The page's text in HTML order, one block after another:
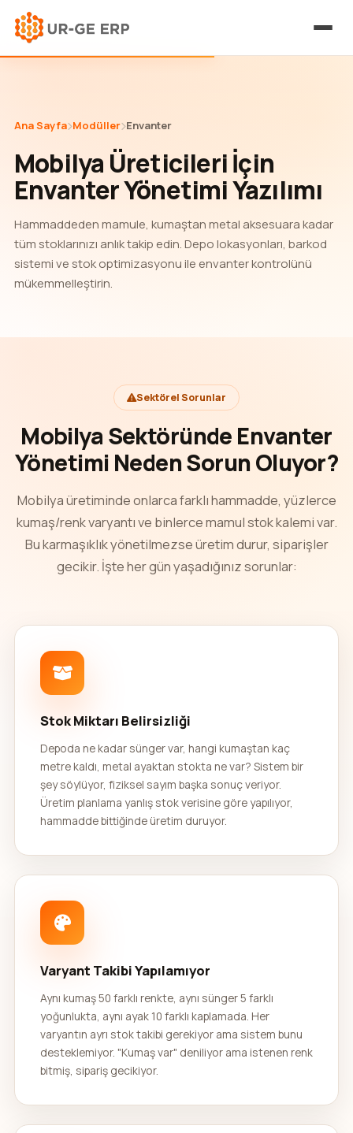
Ana Sayfa Modüller Envanter
Mobilya Üreticileri İçin
Envanter Yönetimi Yazılımı
Hammaddeden mamule, kumaştan metal aksesuara kadar
tüm stoklarınızı anlık takip edin. Depo lokasyonları, barkod
sistemi ve stok optimizasyonu ile envanter kontrolünü
mükemmelleştirin.
Sektörel Sorunlar
Mobilya Sektöründe Envanter
Yönetimi Neden Sorun Oluyor?
Mobilya üretiminde onlarca farklı hammadde, yüzlerce
kumaş/renk varyantı ve binlerce mamul stok kalemi var.
Bu karmaşıklık yönetilmezse üretim durur, siparişler
gecikir. İşte her gün yaşadığınız sorunlar:
Stok Miktarı Belirsizliği
Depoda ne kadar sünger var, hangi kumaştan kaç
metre kaldı, metal ayaktan stokta ne var? Sistem bir
şey söylüyor, fiziksel sayım başka sonuç veriyor.
Üretim planlama yanlış stok verisine göre yapılıyor,
hammadde bittiğinde üretim duruyor.
Varyant Takibi Yapılamıyor
Aynı kumaş 50 farklı renkte, aynı sünger 5 farklı
yoğunlukta, aynı ayak 10 farklı kaplamada. Her
varyantın ayrı stok takibi gerekiyor ama sistem bunu
desteklemiyor. "Kumaş var" deniliyor ama istenen renk
bitmiş, sipariş gecikiyor.